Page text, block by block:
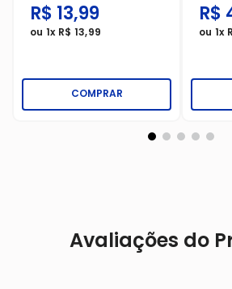
R$ 13,99
ou 1x R$ 13,99
COMPRAR
R$
ou 1x
Avaliações do